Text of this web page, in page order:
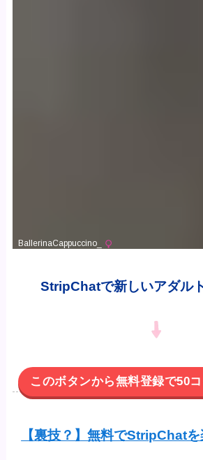
StripChatで新しいアダル
このボタンから無料登録で50
【裏技？】無料でStripChat